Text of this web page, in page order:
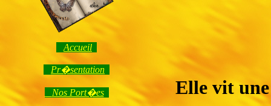
Accueil
Pr�sentation
Nos Port�es Elle vit